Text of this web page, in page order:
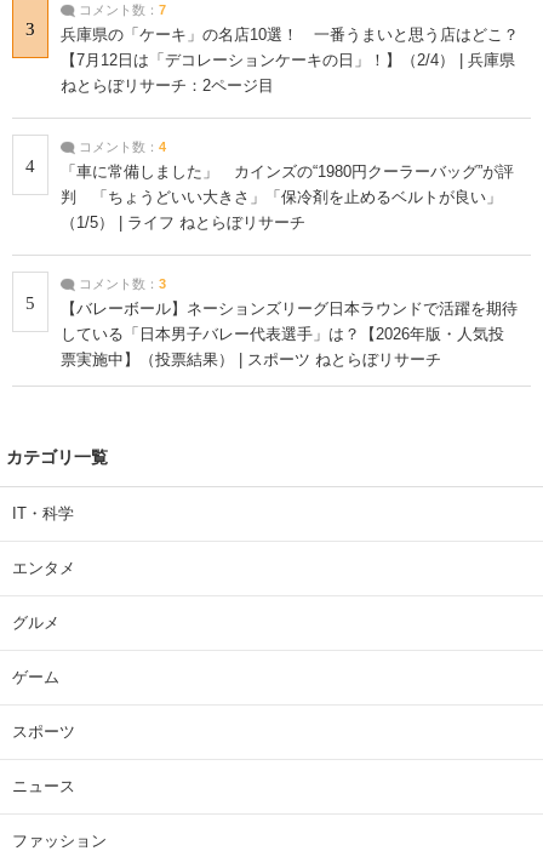
3
コメント数： 7
兵庫県の「ケーキ」の名店10選！ 一番うまいと思う店はどこ？
【7月12日は「デコレーションケーキの日」！】（2/4） | 兵庫県
ねとらぼリサーチ：2ページ目
4
コメント数： 4
「車に常備しました」 カインズの“1980円クーラーバッグ”が評
判 「ちょうどいい大きさ」「保冷剤を止めるベルトが良い」
（1/5） | ライフ ねとらぼリサーチ
5
コメント数： 3
【バレーボール】ネーションズリーグ日本ラウンドで活躍を期待
している「日本男子バレー代表選手」は？【2026年版・人気投
票実施中】（投票結果） | スポーツ ねとらぼリサーチ
カテゴリ一覧
IT・科学
エンタメ
グルメ
ゲーム
スポーツ
ニュース
ファッション